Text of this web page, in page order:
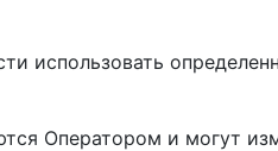
использовать
Оператором и могут